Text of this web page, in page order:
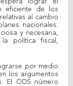
lograr el
eficiente de los
al cambio
nacionales.
y necesaria,
política fiscal,
por medio
los argumentos
El ODS número